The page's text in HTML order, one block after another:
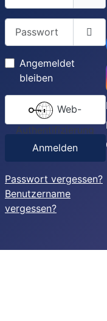
Passwort
Angemeldet
bleiben
Web-
Authentifizierung
Anmelden
Passwort vergessen?
Benutzername
vergessen?